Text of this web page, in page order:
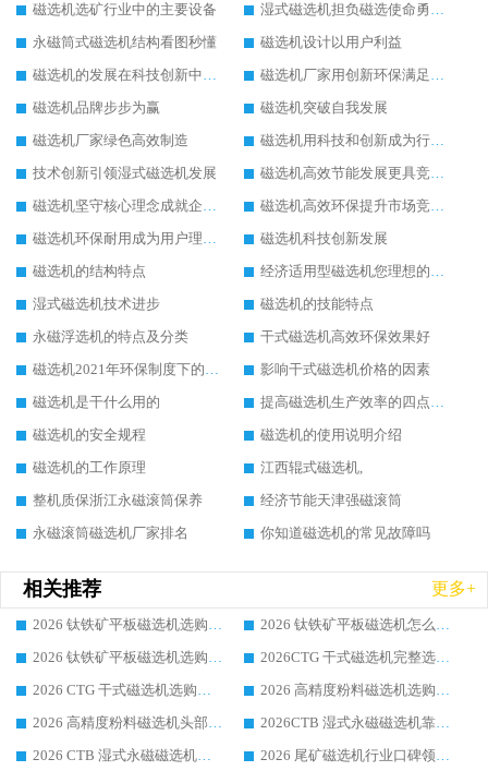
磁选机选矿行业中的主要设备
湿式磁选机担负磁选使命勇往直前
永磁筒式磁选机结构看图秒懂
磁选机设计以用户利益
磁选机的发展在科技创新中成为焦点
磁选机厂家用创新环保满足市发展
磁选机品牌步步为赢
磁选机突破自我发展
磁选机厂家绿色高效制造
磁选机用科技和创新成为行业中的顶梁柱
技术创新引领湿式磁选机发展
磁选机高效节能发展更具竞争力
磁选机坚守核心理念成就企业辉煌
磁选机高效环保提升市场竞争力
磁选机环保耐用成为用户理想选择
磁选机科技创新发展
磁选机的结构特点
经济适用型磁选机您理想的选择
湿式磁选机技术进步
磁选机的技能特点
永磁浮选机的特点及分类
干式磁选机高效环保效果好
磁选机2021年环保制度下的发展出路
影响干式磁选机价格的因素
磁选机是干什么用的
提高磁选机生产效率的四点方法
磁选机的安全规程
磁选机的使用说明介绍
磁选机的工作原理
江西辊式磁选机,
整机质保浙江永磁滚筒保养
经济节能天津强磁滚筒
永磁滚筒磁选机厂家排名
你知道磁选机的常见故障吗
相关推荐 更多+
2026 钛铁矿平板磁选机选购全攻略 市场公认优质品牌厂家实力排行榜
2026 钛铁矿平板磁选机怎么选 靠谱生产企业实力排行榜选购参考攻略
2026 钛铁矿平板磁选机选购指南 行业口碑优选品牌生产企业实力排行榜
2026CTG 干式磁选机完整选购指南 行业口碑顶尖靠谱生产龙头厂家实力推荐
2026 CTG 干式磁选机选购指南|行业口碑靠谱生产厂家领域强者推荐
2026 高精度粉料磁选机选购全攻略 行业优质品牌华体会手机网页版-华体会(中国) 实力深度解析
2026 高精度粉料磁选机头部厂家选购指南 行业口碑靠谱品牌推荐 领域强者华体会手机网页版-华体会(中国) 解析
2026CTB 湿式永磁磁选机靠谱厂家实力排行榜 铁矿选矿设备采购全流程选购指南
2026 CTB 湿式永磁磁选机选购指南|行业口碑良好品牌推荐，领域强者华体会手机网页版-华体会(中国)
2026 尾矿磁选机行业口碑领域强者，源头直供国内主流厂家华体会手机网页版-华体会(中国) 一站式服务